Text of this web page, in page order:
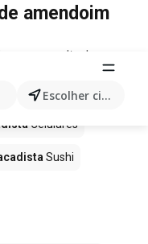
Escolher cidade
amendoim
resultados
Atacadista
Celulares
Sushi